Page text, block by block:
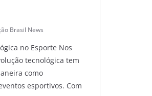
Brasil News
no Esporte Nos
tecnológica tem
como
esportivos. Com